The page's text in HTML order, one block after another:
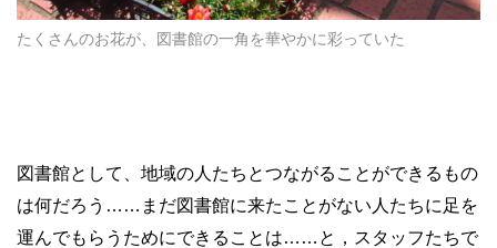
たくさんのお花が、図書館の一角を華やかに彩っていた
図書館として、地域の人たちとつながることができるもの
は何だろう……まだ図書館に来たことがない人たちに足を
運んでもらうためにできることは……と，スタッフたちで